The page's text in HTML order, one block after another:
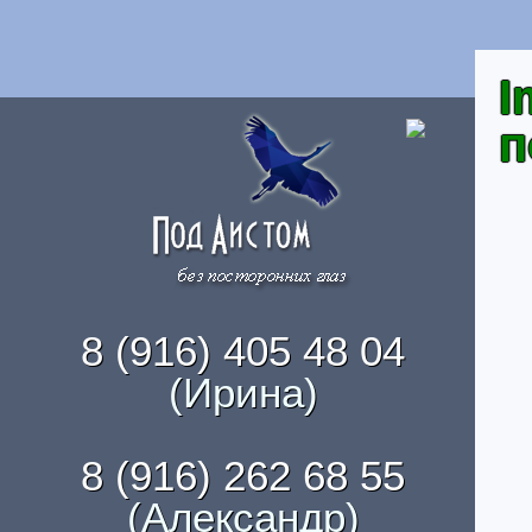
8 (916) 405 48 04
(Ирина)
8 (916) 262 68 55
(Александр)